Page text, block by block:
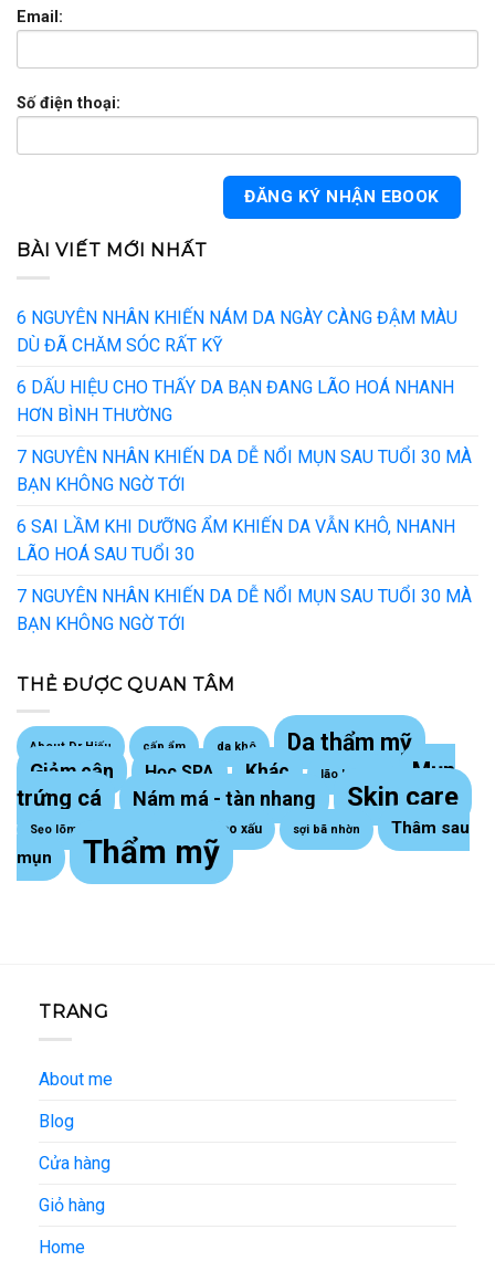
Email:
Số điện thoại:
BÀI VIẾT MỚI NHẤT
6 NGUYÊN NHÂN KHIẾN NÁM DA NGÀY CÀNG ĐẬM MÀU
DÙ ĐÃ CHĂM SÓC RẤT KỸ
6 DẤU HIỆU CHO THẤY DA BẠN ĐANG LÃO HOÁ NHANH
HƠN BÌNH THƯỜNG
7 NGUYÊN NHÂN KHIẾN DA DỄ NỔI MỤN SAU TUỔI 30 MÀ
BẠN KHÔNG NGỜ TỚI
6 SAI LẦM KHI DƯỠNG ẨM KHIẾN DA VẪN KHÔ, NHANH
LÃO HOÁ SAU TUỔI 30
7 NGUYÊN NHÂN KHIẾN DA DỄ NỔI MỤN SAU TUỔI 30 MÀ
BẠN KHÔNG NGỜ TỚI
THẺ ĐƯỢC QUAN TÂM
About Dr Hiếu cấp ẩm da khô Da thẩm mỹ
Giảm cân Học SPA Khác lão hoá da
Mụn
trứng cá
Nám má - tàn nhang Skin care
Sẹo lõm trứng cá Sẹo lồi - sẹo xấu sợi bã nhờn
Thâm sau
mụn
Thẩm mỹ
TRANG
About me
Blog
Cửa hàng
Giỏ hàng
Home